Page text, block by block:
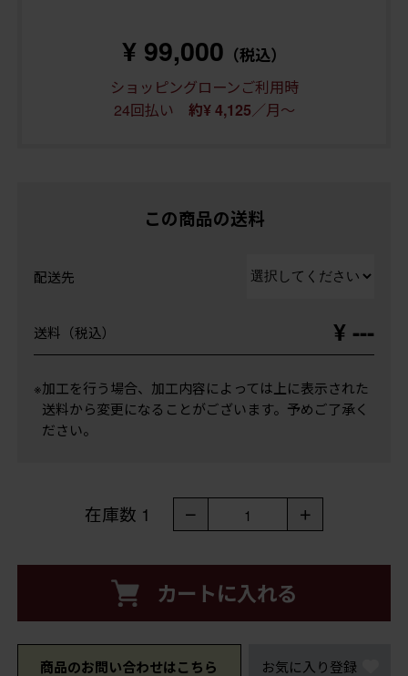
¥ 99,000 （税込）
ショッピングローンご利用時
24回払い 約¥ 4,125／月～
この商品の送料
配送先
送料（税込） ¥ ---
※加工を行う場合、加工内容によっては上に表示された
送料から変更になることがございます。予めご了承く
ださい。
在庫数 1 － 1 ＋
カートに入れる
商品のお問い合わせはこちら お気に入り登録